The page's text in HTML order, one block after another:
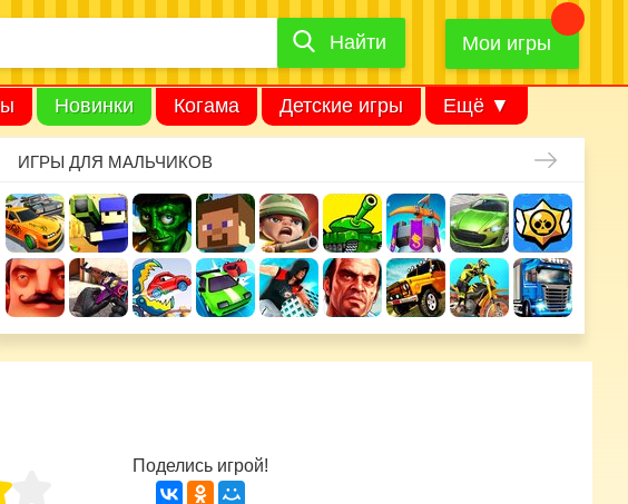
Найти
Найти Мои игры
Новинки Когама Детские игры Ещё ▼
ИГРЫ ДЛЯ МАЛЬЧИКОВ
Поделись игрой!